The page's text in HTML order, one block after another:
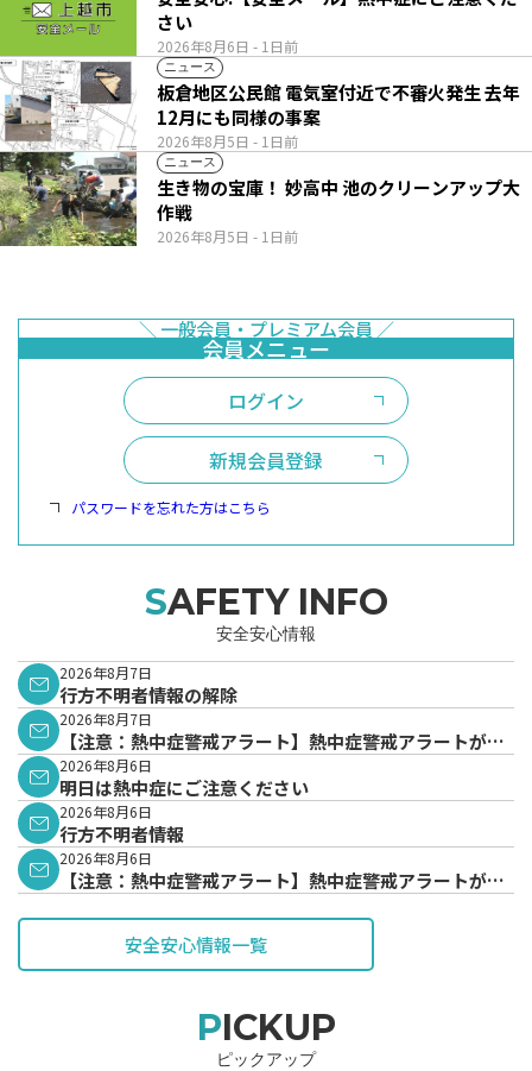
2026年8月6日 - 1日前
さい
ニュース
2026年8月5日 - 1日前
板倉地区公民館 電気室付近で不審火発生 去年
12月にも同様の事案
ニュース
2026年8月5日 - 1日前
生き物の宝庫！ 妙高中 池のクリーンアップ大
作戦
ログイン
新規会員登録
パスワードを忘れた方はこちら
SAFETY INFO
安全安心情報
2026年8月7日
行方不明者情報の解除
2026年8月7日
【注意：熱中症警戒アラート】熱中症警戒アラートが発
表されています。
2026年8月6日
明日は熱中症にご注意ください
2026年8月6日
行方不明者情報
2026年8月6日
【注意：熱中症警戒アラート】熱中症警戒アラートが発
安全安心情報一覧
PICKUP
ピックアップ